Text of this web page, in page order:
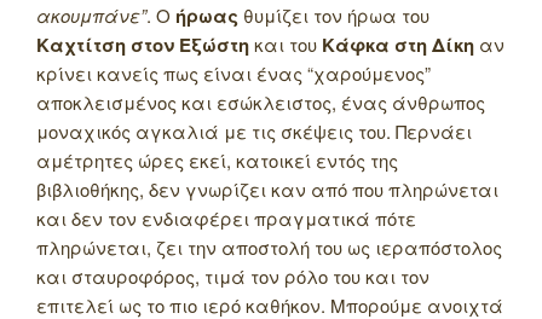
ακουμπάνε”. Ο ήρωας θυμίζει τον ήρωα του
Καχτίτση στον Εξώστηκαι του Κάφκα στη Δίκη αν
κρίνει κανείς πως είναι ένας “χαρούμενος”
αποκλεισμένος και εσώκλειστος, ένας άνθρωπος
μοναχικός αγκαλιά με τις σκέψεις του. Περνάει
αμέτρητες ώρες εκεί, κατοικεί εντός της
βιβλιοθήκης, δεν γνωρίζει καν από που πληρώνεται
και δεν τον ενδιαφέρει πραγματικά πότε
πληρώνεται, ζει την αποστολή του ως ιεραπόστολος
και σταυροφόρος, τιμά τον ρόλο του και τον
επιτελεί ως το πιο ιερό καθήκον. Μπορούμε ανοιχτά